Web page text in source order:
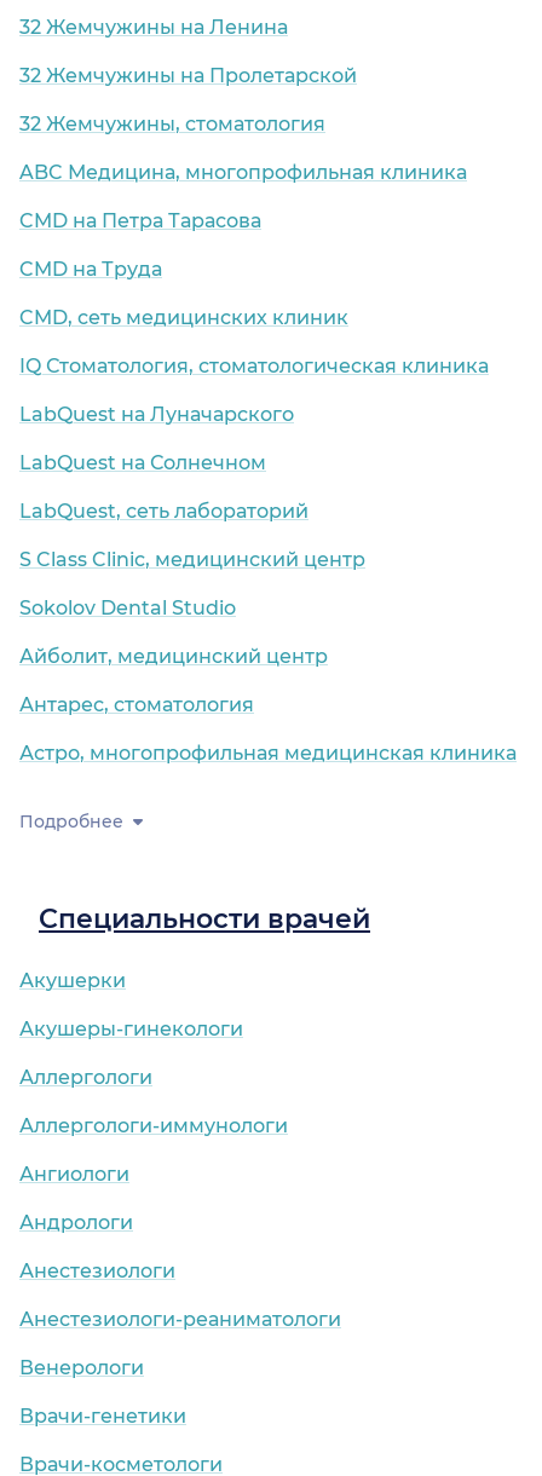
32 Жемчужины на Ленина
32 Жемчужины на Пролетарской
32 Жемчужины, стоматология
ABC Медицина, многопрофильная клиника
CMD на Петра Тарасова
CMD на Труда
CMD, сеть медицинских клиник
IQ Стоматология, стоматологическая клиника
LabQuest на Луначарского
LabQuest на Солнечном
LabQuest, сеть лабораторий
S Class Clinic, медицинский центр
Sokolov Dental Studio
Айболит, медицинский центр
Антарес, стоматология
Астро, многопрофильная медицинская клиника
Подробнее
Специальности врачей
Акушерки
Акушеры-гинекологи
Аллергологи
Аллергологи-иммунологи
Ангиологи
Андрологи
Анестезиологи
Анестезиологи-реаниматологи
Венерологи
Врачи-генетики
Врачи-косметологи